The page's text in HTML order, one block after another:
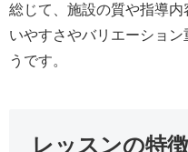
総じて、施設の質や指導
いやすさやバリエーショ
うです。
レッスンの特徴